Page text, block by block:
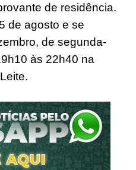
de residência.
de agosto e se
de segunda-
às 22h40 na